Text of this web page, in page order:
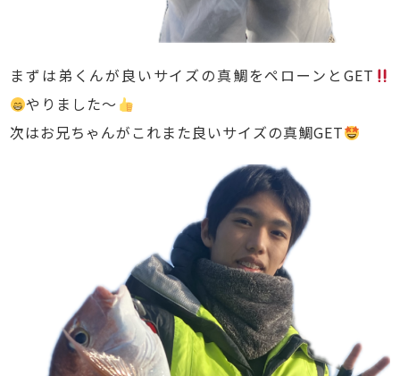
まずは弟くんが良いサイズの真鯛をペローンとGET
やりました〜
次はお兄ちゃんがこれまた良いサイズの真鯛GET